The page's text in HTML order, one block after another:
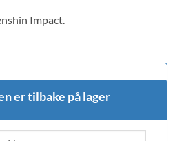
Impact.
er tilbake på lager